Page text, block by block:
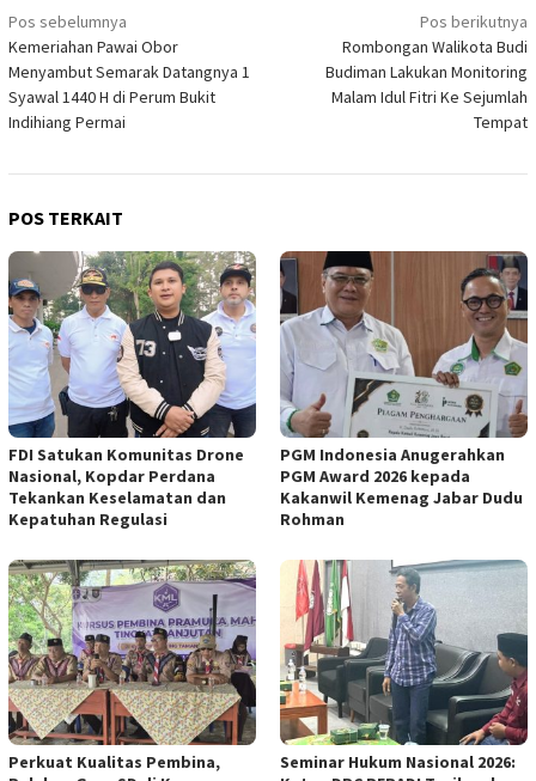
Navigasi
pos
Pos sebelumnya
Kemeriahan Pawai Obor
Menyambut Semarak Datangnya 1
Syawal 1440 H di Perum Bukit
Indihiang Permai
Pos berikutnya
Rombongan Walikota Budi
Budiman Lakukan Monitoring
Malam Idul Fitri Ke Sejumlah
Tempat
POS TERKAIT
FDI Satukan Komunitas Drone
Nasional, Kopdar Perdana
Tekankan Keselamatan dan
Kepatuhan Regulasi
PGM Indonesia Anugerahkan
PGM Award 2026 kepada
Kakanwil Kemenag Jabar Dudu
Rohman
Perkuat Kualitas Pembina,
Seminar Hukum Nasional 2026: